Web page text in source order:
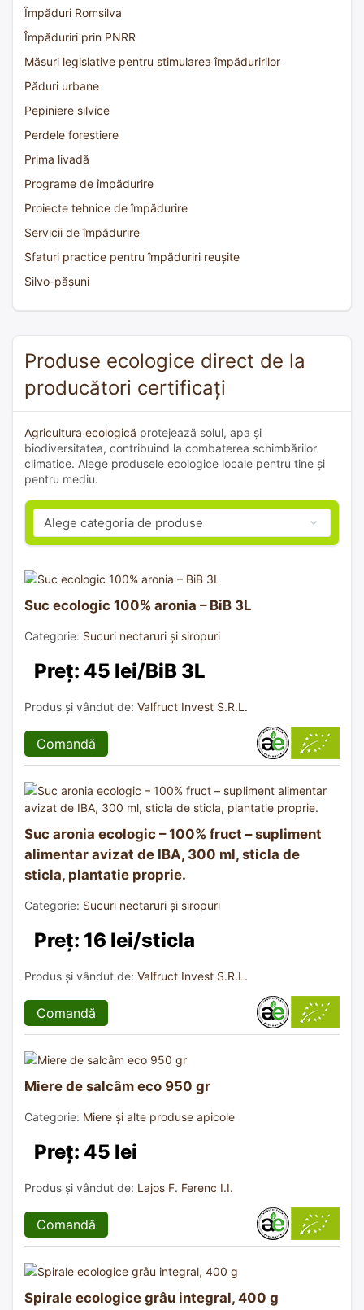
Împăduri Romsilva
Împăduriri prin PNRR
Măsuri legislative pentru stimularea împăduririlor
Păduri urbane
Pepiniere silvice
Perdele forestiere
Prima livadă
Programe de împădurire
Proiecte tehnice de împădurire
Servicii de împădurire
Sfaturi practice pentru împăduriri reușite
Silvo-pășuni
Produse ecologice direct de la
producători certificați
Agricultura ecologică protejează solul, apa și
biodiversitatea, contribuind la combaterea schimbărilor
climatice. Alege produsele ecologice locale pentru tine și
pentru mediu.
Suc ecologic 100% aronia – BiB 3L
Categorie: Sucuri nectaruri și siropuri
Preț: 45 lei/BiB 3L
Produs și vândut de: Valfruct Invest S.R.L.
Comandă
Suc aronia ecologic – 100% fruct – supliment
alimentar avizat de IBA, 300 ml, sticla de
sticla, plantatie proprie.
Categorie: Sucuri nectaruri și siropuri
Preț: 16 lei/sticla
Produs și vândut de: Valfruct Invest S.R.L.
Comandă
Miere de salcâm eco 950 gr
Categorie: Miere și alte produse apicole
Preț: 45 lei
Produs și vândut de: Lajos F. Ferenc I.I.
Comandă
Spirale ecologice grâu integral, 400 g